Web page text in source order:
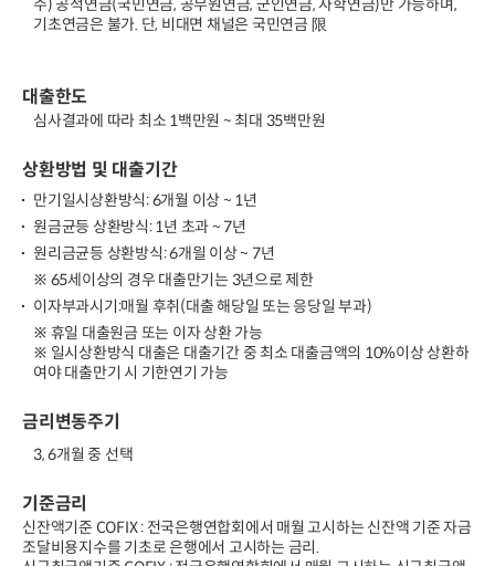
주) 공적연금(국민연금, 공무원연금, 군인연금, 사학연금)만 가능하며,
기초연금은 불가. 단, 비대면 채널은 국민연금 限
대출한도
심사결과에 따라 최소 1백만원 ~ 최대 35백만원
상환방법 및 대출기간
만기일시상환방식: 6개월 이상 ~ 1년
원금균등 상환방식: 1년 초과 ~ 7년
원리금균등 상환방식: 6개읠 이상 ~ 7년
※ 65세이상의 경우 대출만기는 3년으로 제한
이자부과시기:매월 후취(대출 해당일 또는 응당일 부과)
※ 휴일 대출원금 또는 이자 상환 가능
※ 일시상환방식 대출은 대출기간 중 최소 대출금액의 10%이상 상환하
여야 대출만기 시 기한연기 가능
금리변동주기
3, 6개월 중 선택
기준금리
신잔액기준 COFIX : 전국은행연합회에서 매월 고시하는 신잔액 기준 자금
조달비용지수를 기초로 은행에서 고시하는 금리.